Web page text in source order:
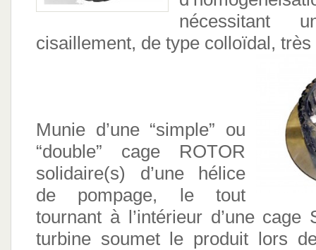
nécessitant
cisaillement, de type colloïdal, très
Munie d’une “simple” ou
“double” cage ROTOR
solidaire(s) d’une hélice
de pompage, le tout
tournant à l’intérieur d’une cage
turbine soumet le produit lors